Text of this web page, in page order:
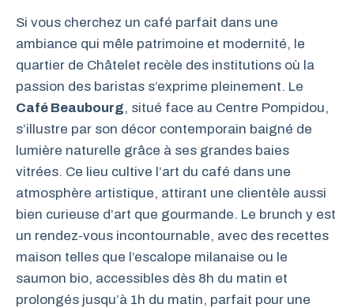
Si vous cherchez un café parfait dans une
ambiance qui mêle patrimoine et modernité, le
quartier de Châtelet recèle des institutions où la
passion des baristas s’exprime pleinement. Le
Café Beaubourg, situé face au Centre Pompidou,
s’illustre par son décor contemporain baigné de
lumière naturelle grâce à ses grandes baies
vitrées. Ce lieu cultive l’art du café dans une
atmosphère artistique, attirant une clientèle aussi
bien curieuse d’art que gourmande. Le brunch y est
un rendez-vous incontournable, avec des recettes
maison telles que l’escalope milanaise ou le
saumon bio, accessibles dès 8h du matin et
prolongés jusqu’à 1h du matin, parfait pour une